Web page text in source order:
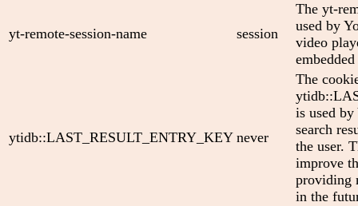
yt-remote-session-name session
The yt-
used by
video
ytidb::LAST_RESULT_ENTRY_KEY never
The
is used by
search
the user.
improve
providing
in the